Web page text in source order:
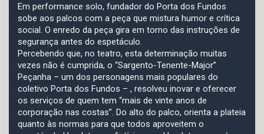
Em performance solo, fundador do Porta dos Fundos
sobe aos palcos com a peça que mistura humor e crítica
social. O enredo da peça gira em torno das instruções de
segurança antes do espetáculo.
Percebendo que, no teatro, esta determinação muitas
vezes não é cumprida, o “Sargento-Tenente-Major”
Peçanha – um dos personagens mais populares do
coletivo Porta dos Fundos – , resolveu inovar e oferecer
os serviços de quem tem “mais de vinte anos de
corporação nas costas”. Do alto do palco, orienta a plateia
quanto às normas para que todos aproveitem o